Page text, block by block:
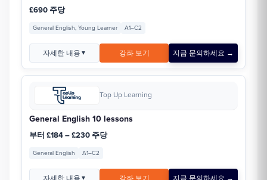
£690 주당
General English, Young Learner A1–C2
자세한 내용 ▼ 강좌 보기 지금 문의하세요 →
Top Up Learning
General English 10 lessons
부터 £184 – £230 주당
General English A1–C2
자세한 내용 ▼ 강좌 보기 지금 문의하세요 →